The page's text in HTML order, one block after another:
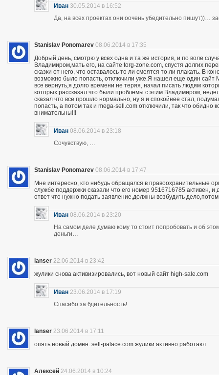
Иван 30.05.2014 в 16:52
Да, на всех проектах они оочень убедительно пишут))…
Stanislav Ponomarev 08.06.2014 в 17:35
Добрый день, смотрю у всех одна и та же история, и по воле
Владимиром,мать его, на сайте torg-zone.com, спустя долгих
сказки от него, что оставалось то ли смеятся то ли плакать. В
возможно было попасть, отключили уже.Я нашел еще один
все вернуть,я долго времени не теряя, начал писать людям
которых рассказал что были проблемы с этим Владимиром,
сказал что все прошло нормально, ну я и спокойнее стал,
попасть, а потом так и mega-sell.com отключили, так что обидно
внимательны!!!
Иван 08.06.2014 в 23:18
Сочувствую, …
Stanislav Ponomarev 08.06.2014 в 17:47
Мне интересно, кто нибудь обращался в правоохранительные
службе поддержки сказали что его номер 9516716785 активен,
ответ что нужно подать заявление,должны возбудить
Иван 08.06.2014 в 23:20
На самом деле думаю кому то стоит попробовать и об
деньги…
lanser 22.06.2014 в 23:42
жулики снова активизировались, вот новый сайт high-sale.com
Иван 23.06.2014 в 17:19
Спасибо за бдительность!
lanser 23.06.2014 в 17:11
опять новый домен: sell-palace.com жулики активно работают
Алексей 24.06.2014 в 10:24